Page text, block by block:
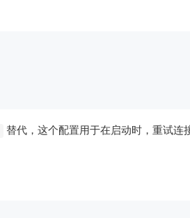
替代，这个配置用于在启动时，重试连